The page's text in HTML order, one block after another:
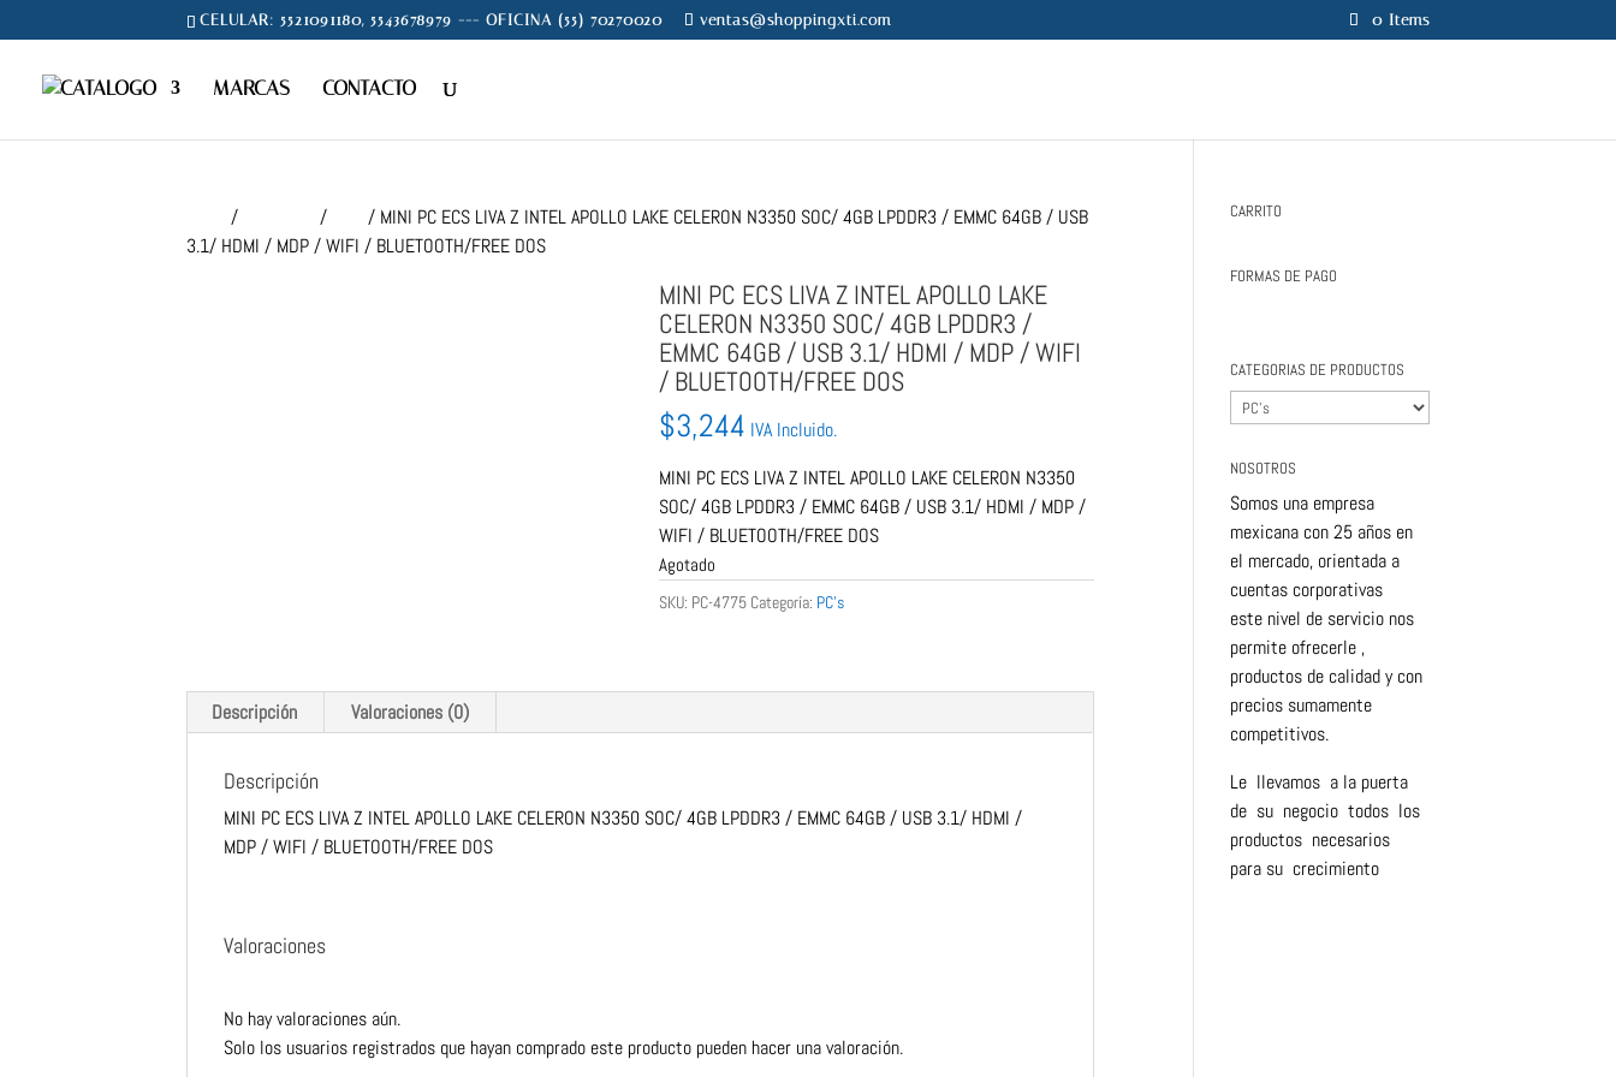
CELULAR: 5521091180, 5543678979 --- OFICINA (55) 70270020 ventas@shoppingxti.com 0 Items
CATALOGO MARCAS CONTACTO
/ /
/ MINI PC ECS LIVA Z INTEL APOLLO LAKE CELERON N3350 SOC/ 4GB LPDDR3 / EMMC 64GB / USB
3.1/ HDMI / MDP / WIFI / BLUETOOTH/FREE DOS
MINI PC ECS LIVA Z INTEL APOLLO LAKE
CELERON N3350 SOC/ 4GB LPDDR3 /
EMMC 64GB / USB 3.1/ HDMI / MDP / WIFI
/ BLUETOOTH/FREE DOS
$3,244 IVA Incluido.
MINI PC ECS LIVA Z INTEL APOLLO LAKE CELERON N3350
SOC/ 4GB LPDDR3 / EMMC 64GB / USB 3.1/ HDMI / MDP /
WIFI / BLUETOOTH/FREE DOS
Agotado
SKU: PC-4775 Categoría: PC's
Descripción Valoraciones (0)
Descripción
MINI PC ECS LIVA Z INTEL APOLLO LAKE CELERON N3350 SOC/ 4GB LPDDR3 / EMMC 64GB / USB 3.1/ HDMI /
MDP / WIFI / BLUETOOTH/FREE DOS
Valoraciones
No hay valoraciones aún.
Solo los usuarios registrados que hayan comprado este producto pueden hacer una valoración.
CARRITO
FORMAS DE PAGO
CATEGORIAS DE PRODUCTOS
NOSOTROS
Somos una empresa
mexicana con 25 años en
el mercado, orientada a
cuentas corporativas
este nivel de servicio nos
permite ofrecerle ,
productos de calidad y con
precios sumamente
competitivos.
Le llevamos a la puerta
de su negocio todos los
productos necesarios
para su crecimiento